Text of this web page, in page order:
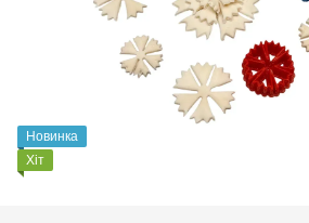
Новинка
Хіт